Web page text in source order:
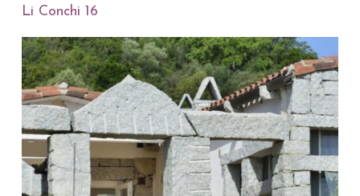
Li Conchi 16